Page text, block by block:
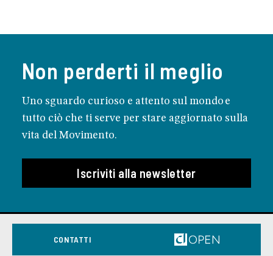
Non perderti il meglio
Uno sguardo curioso e attento sul mondo e
tutto ciò che ti serve per stare aggiornato sulla
vita del Movimento.
Iscriviti alla newsletter
CONTATTI